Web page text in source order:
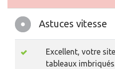
Astuces vitesse
Excellent, votre
tableaux